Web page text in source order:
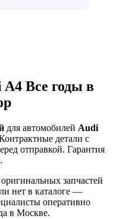
Все годы в
для автомобилей Audi
детали с
отправкой. Гарантия
запчастей
нет в каталоге —
оперативно
в Москве.